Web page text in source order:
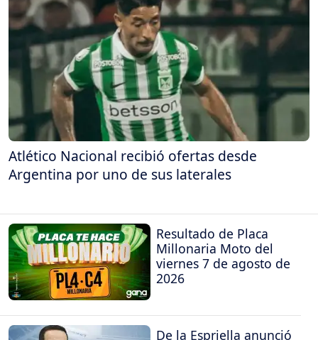
Atlético Nacional recibió ofertas desde
Argentina por uno de sus laterales
Resultado de Placa
Millonaria Moto del
viernes 7 de agosto de
2026
De la Espriella anunció